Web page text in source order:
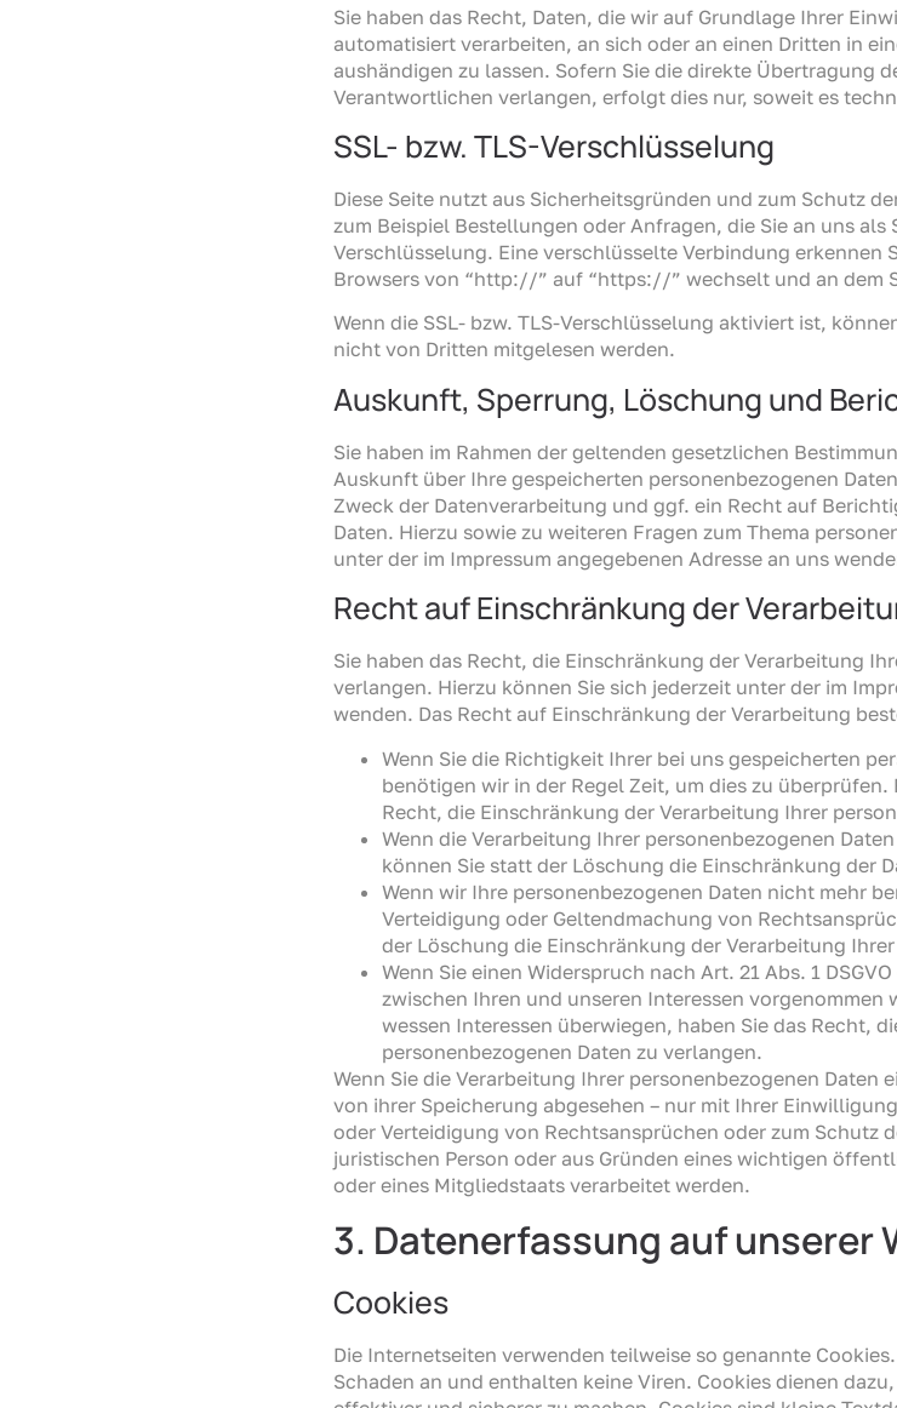
Sie haben das Recht, Daten, die wir auf Grundlage Ihrer
automatisiert verarbeiten, an sich oder an einen Dritten in
aushändigen zu lassen. Sofern Sie die direkte Übertragung
Verantwortlichen verlangen, erfolgt dies nur, soweit es
SSL- bzw. TLS-Verschlüsselung
Diese Seite nutzt aus Sicherheitsgründen und zum Schutz
zum Beispiel Bestellungen oder Anfragen, die Sie an uns als
Verschlüsselung. Eine verschlüsselte Verbindung erkennen
Browsers von “http://” auf “https://” wechselt und an dem
Wenn die SSL- bzw. TLS-Verschlüsselung aktiviert ist,
nicht von Dritten mitgelesen werden.
Auskunft, Sperrung, Löschung und
Sie haben im Rahmen der geltenden gesetzlichen
Auskunft über Ihre gespeicherten personenbezogenen
Zweck der Datenverarbeitung und ggf. ein Recht auf
Daten. Hierzu sowie zu weiteren Fragen zum Thema
unter der im Impressum angegebenen Adresse an uns
Recht auf Einschränkung der
Sie haben das Recht, die Einschränkung der Verarbeitung
verlangen. Hierzu können Sie sich jederzeit unter der im
wenden. Das Recht auf Einschränkung der Verarbeitung
Wenn Sie die Richtigkeit Ihrer bei uns gespeicherten
benötigen wir in der Regel Zeit, um dies zu überprüfen.
Recht, die Einschränkung der Verarbeitung Ihrer
Wenn die Verarbeitung Ihrer personenbezogenen
können Sie statt der Löschung die Einschränkung der
Wenn wir Ihre personenbezogenen Daten nicht mehr
Verteidigung oder Geltendmachung von
der Löschung die Einschränkung der Verarbeitung
Wenn Sie einen Widerspruch nach Art. 21 Abs. 1
zwischen Ihren und unseren Interessen
wessen Interessen überwiegen, haben Sie das Recht,
personenbezogenen Daten zu verlangen.
Wenn Sie die Verarbeitung Ihrer personenbezogenen Daten
von ihrer Speicherung abgesehen – nur mit Ihrer
oder Verteidigung von Rechtsansprüchen oder zum Schutz
juristischen Person oder aus Gründen eines wichtigen
oder eines Mitgliedstaats verarbeitet werden.
3. Datenerfassung auf unserer
Cookies
Die Internetseiten verwenden teilweise so genannte
Schaden an und enthalten keine Viren. Cookies dienen